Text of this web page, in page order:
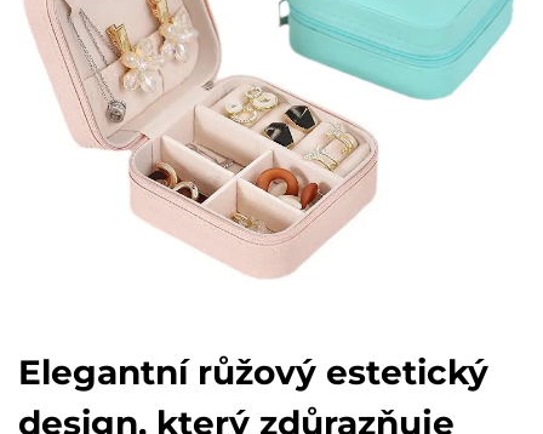
Elegantní růžový estetický
design, který zdůrazňuje